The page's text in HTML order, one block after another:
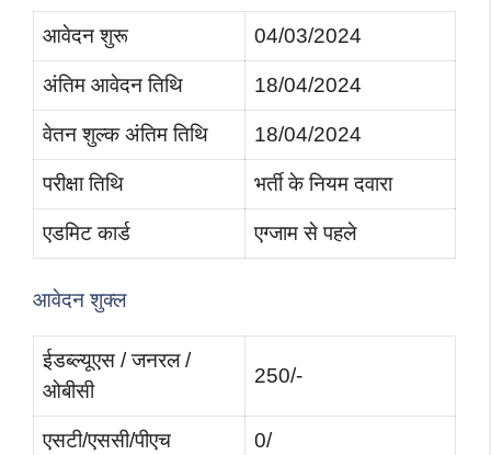
आवेदन शुरू 04/03/2024
अंतिम आवेदन तिथि 18/04/2024
वेतन शुल्क अंतिम तिथि 18/04/2024
परीक्षा तिथि भर्ती के नियम दवारा
एडमिट कार्ड एग्जाम से पहले
आवेदन शुक्ल
ईडब्ल्यूएस / जनरल /
ओबीसी
250/-
एसटी/एससी/पीएच 0/